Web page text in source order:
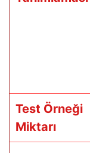
Test Örneği
Miktarı